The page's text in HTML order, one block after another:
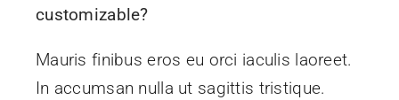
customizable?
Mauris finibus eros eu orci iaculis laoreet.
In accumsan nulla ut sagittis tristique.